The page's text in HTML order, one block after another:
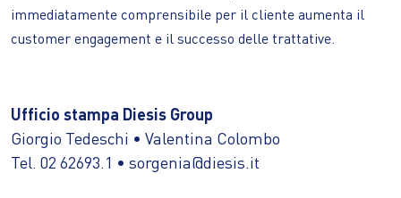
immediatamente comprensibile per il cliente aumenta il
customer engagement e il successo delle trattative.
Ufficio stampa Diesis Group
Giorgio Tedeschi • Valentina Colombo
Tel. 02 62693.1 • sorgenia@diesis.it